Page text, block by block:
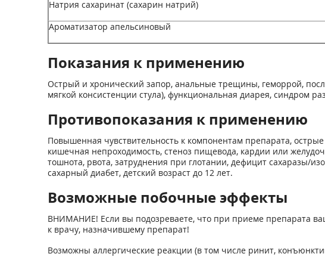
Натрия сахаринат (сахарин натрий)
Ароматизатор апельсиновый
Показания к применению
Острый и хронический запор, анальные трещины, геморрой,
мягкой консистенции стула), функциональная диарея, синдром
Противопоказания к применению
Повышенная чувствительность к компонентам препарата,
кишечная непроходимость, стеноз пищевода, кардии или
тошнота, рвота, затруднения при глотании, дефицит сахаразы/
сахарный диабет, детский возраст до 12 лет.
Возможные побочные эффекты
ВНИМАНИЕ! Если вы подозреваете, что при приеме препарата
к врачу, назначившему препарат!
Возможны аллергические реакции (в том числе ринит,